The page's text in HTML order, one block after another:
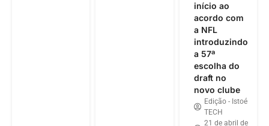
início ao
acordo com
a NFL
introduzindo
a 57ª
escolha do
draft no
novo clube
Edição - Istoé
TECH
21 de abril de